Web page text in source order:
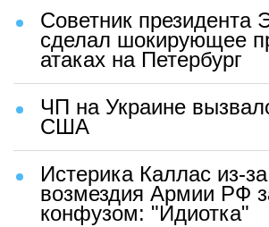
Советник президента
сделал шокирующее
атаках на Петербург
ЧП на Украине
США
Истерика Каллас из-
возмездия Армии РФ
конфузом: "Идиотка"